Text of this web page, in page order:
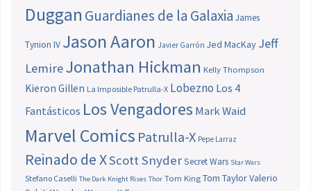
Duggan Guardianes de la Galaxia James
Tynion IV Jason Aaron Javier Garrón Jed MacKay Jeff
LemireJonathan Hickman Kelly Thompson
Kieron Gillen La Imposible Patrulla-X Lobezno Los 4
Fantásticos Los Vengadores Mark Waid
Marvel Comics Patrulla-X Pepe Larraz
Reinado de XScott SnyderSecret Wars Star Wars
Stefano Caselli The Dark Knight Rises Thor Tom King Tom TaylorValerio